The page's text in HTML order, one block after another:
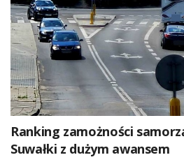
Ranking zamożności
Suwałki z dużym awansem